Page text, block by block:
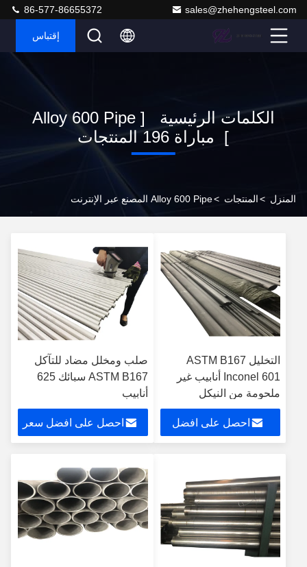
sales@zhehengsteel.com
86-577-86655372
إقتباس
الكلمات الرئيسية [ Alloy 600 Pipe
] مباراة 196 المنتجات
المنزل >المنتجات >Alloy 600 Pipe المصنع عبر الإنترنت
التخليل ASTM B167
Inconel 601 أنابيب غير
ملحومة من النيكل
احصل على افضل
صلب ومخلل مضاد للتآكل
ASTM B167 سبائك 625
أنابيب
احصل على افضل سعر